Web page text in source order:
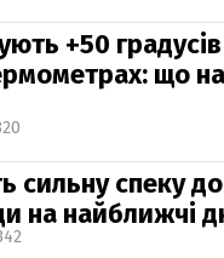
+50
що
сильну спеку
на найближчі